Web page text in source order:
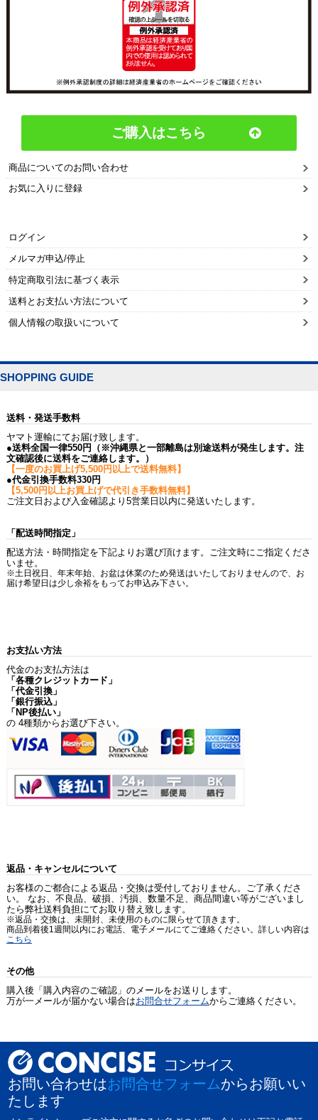
ご購入はこちら
商品についてのお問い合わせ
お気に入りに登録
ログイン
メルマガ申込/停止
特定商取引法に基づく表示
送料とお支払い方法について
個人情報の取扱いについて
SHOPPING GUIDE
送料・発送手数料
ヤマト運輸にてお届け致します。
●送料全国一律550円（※沖縄県と一部離島は別途送料が発生します。注
文確認後に送料をご連絡します。）
【一度のお買上げ5,500円以上で送料無料】
●代金引換手数料330円
【5,500円以上お買上げで代引き手数料無料】
ご注文日および入金確認より5営業日以内に発送いたします。
「配送時間指定」
配送方法・時間指定を下記よりお選び頂けます。ご注文時にご指定くださ
いませ。
※土日祝日、年末年始、お盆は休業のため発送はいたしておりませんので、お
届け希望日は少し余裕をもってお申込み下さい。
お支払い方法
代金のお支払方法は
「各種クレジットカード」
「代金引換」
「銀行振込」
「NP後払い」
の 4種類からお選び下さい。
返品・キャンセルについて
お客様のご都合による返品・交換は受付しておりません。ご了承くださ
い。 なお、不良品、破損、汚損、数量不足、商品間違い等がございまし
たら弊社送料負担にてお取り替え致します。
※返品・交換は、未開封、未使用のものに限らせて頂きます。
商品到着後1週間以内にお電話、電子メールにてご連絡ください。詳しい内容は
こちら
その他
購入後「購入内容のご確認」のメールをお送りします。
万が一メールが届かない場合はお問合せフォームからご連絡ください。
お問い合わせはお問合せフォームからお願いい
たします